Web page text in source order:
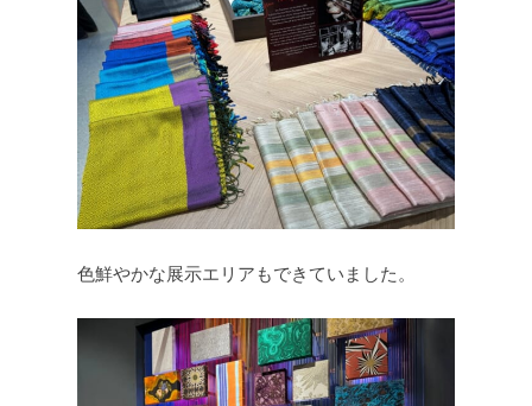
色鮮やかな展示エリアもできていました。